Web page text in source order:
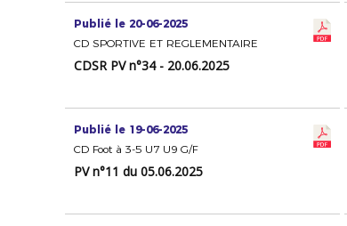
Publié le 20-06-2025
CD SPORTIVE ET REGLEMENTAIRE
CDSR PV n°34 - 20.06.2025
Publié le 19-06-2025
CD Foot à 3-5 U7 U9 G/F
PV n°11 du 05.06.2025